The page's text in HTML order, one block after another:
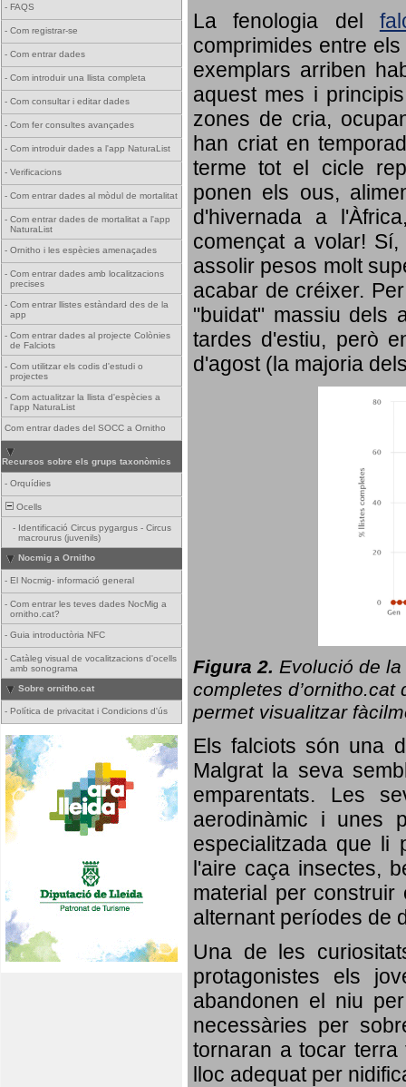
- FAQS
- Com registrar-se
- Com entrar dades
- Com introduir una llista completa
- Com consultar i editar dades
- Com fer consultes avançades
- Com introduir dades a l'app NaturaList
- Verificacions
- Com entrar dades al mòdul de mortalitat
- Com entrar dades de mortalitat a l'app
NaturaList
- Ornitho i les espècies amenaçades
- Com entrar dades amb localitzacions
precises
- Com entrar llistes estàndard des de la
app
- Com entrar dades al projecte Colònies
de Falciots
- Com utilitzar els codis d'estudi o
projectes
- Com actualitzar la llista d'espècies a
l'app NaturaList
Com entrar dades del SOCC a Ornitho
Recursos sobre els grups taxonòmics
- Orquídies
Ocells
- Identificació Circus pygargus - Circus
macrourus (juvenils)
Nocmig a Ornitho
- El Nocmig- informació general
- Com entrar les teves dades NocMig a
ornitho.cat?
- Guia introductòria NFC
- Catàleg visual de vocalitzacions d'ocells
amb sonograma
Sobre ornitho.cat
- Política de privacitat i Condicions d'ús
La fenologia del
comprimides entre
exemplars arriben
aquest mes i
zones de cria,
han criat en
terme tot el cicle
ponen els ous,
d'hivernada a
començat a volar!
assolir pesos molt
acabar de créixer.
"buidat" massiu dels
tardes d'estiu, però
d'agost (la majoria
Figura 2. Evolució de la
completes d’ornitho.cat
permet visualitzar
Els falciots són una
Malgrat la seva
emparentats. Les
aerodinàmic i unes
especialitzada que li
l'aire caça insectes,
material per
alternant períodes de
Una de les
protagonistes els
abandonen el niu
necessàries per
tornaran a tocar
lloc adequat per